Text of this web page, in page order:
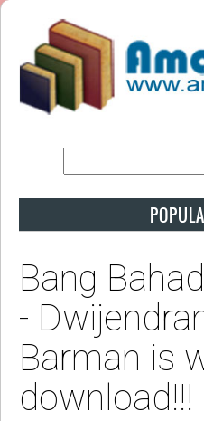
Bang
-
Barman is
download!!!